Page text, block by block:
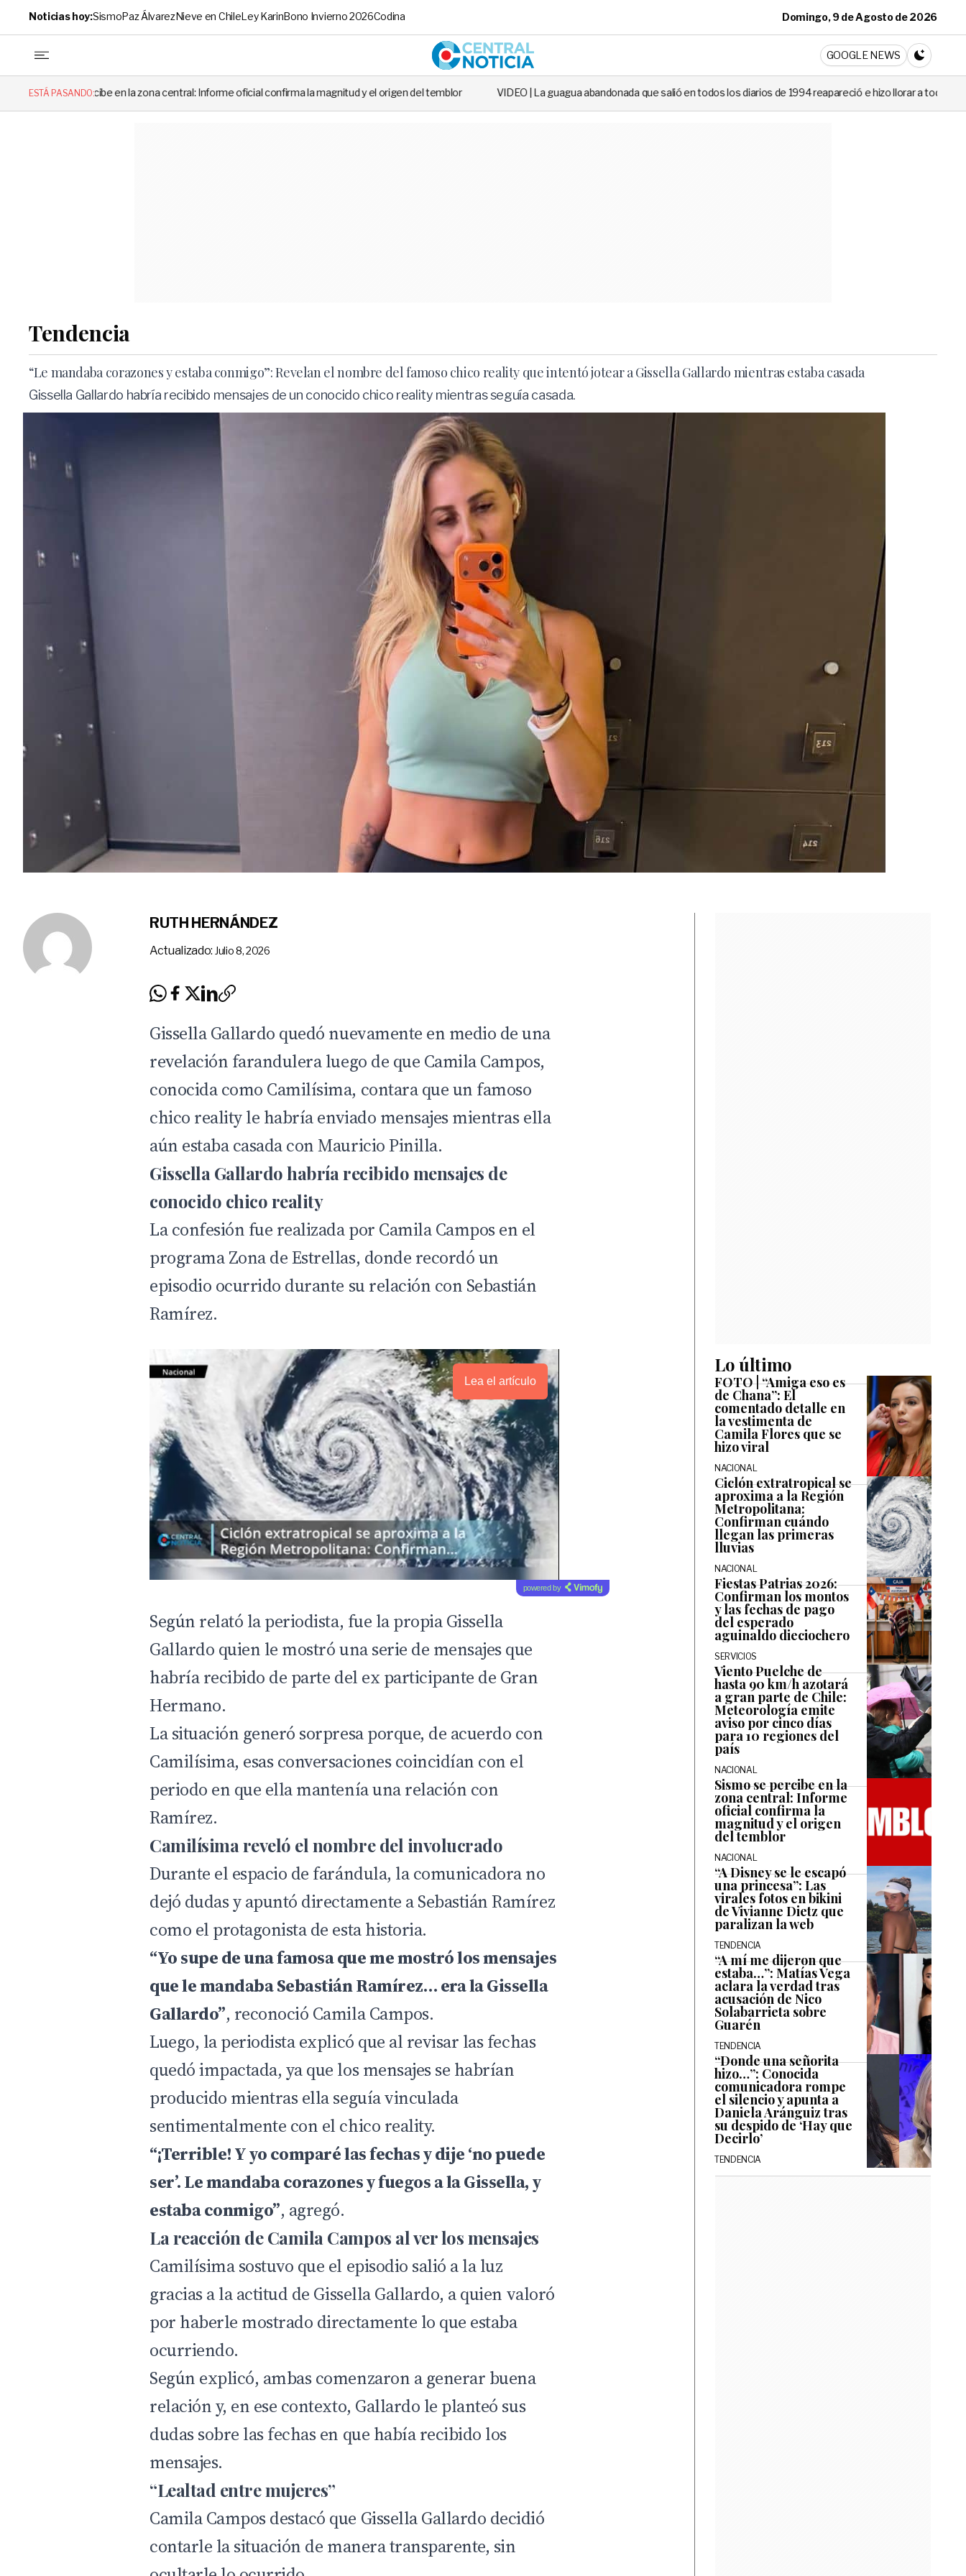
Noticias hoy:SismoPaz ÁlvarezNieve en ChileLey KarinBono Invierno 2026Codina Domingo, 9 de Agosto de 2026
Central Noticia
GOOGLE NEWS
CAMBIA A
ESTÁ PASANDO:
en la zona central: Informe oficial confirma la magnitud y el origen del temblor VIDEO | La guagua abandonada que salió en todos los diarios de 1994 reapareció e hizo llorar a todos en Canal 13
Tendencia
“Le mandaba corazones y estaba conmigo”: Revelan el nombre del famoso chico reality que intentó jotear a Gissella Gallardo mientras estaba casada
Gissella Gallardo habría recibido mensajes de un conocido chico reality mientras seguía casada.
RUTH HERNÁNDEZ
Actualizado: Julio 8, 2026
Gissella Gallardo quedó nuevamente en medio de una
revelación farandulera luego de que Camila Campos,
conocida como Camilísima, contara que un famoso
chico reality le habría enviado mensajes mientras ella
aún estaba casada con Mauricio Pinilla.
Gissella Gallardo habría recibido mensajes de
conocido chico reality
La confesión fue realizada por Camila Campos en el
programaZona de Estrellas, donde recordó un
episodio ocurrido durante su relación con Sebastián
Ramírez.
Lea el artículo
powered by
Según relató la periodista, fue la propia Gissella
Gallardo quien le mostró una serie de mensajes que
habría recibido de parte del ex participante de Gran
Hermano.
La situación generó sorpresa porque, de acuerdo con
Camilísima, esas conversaciones coincidían con el
periodo en que ella mantenía una relación con
Ramírez.
Camilísima reveló el nombre del involucrado
Durante el espacio de farándula, la comunicadora no
dejó dudas y apuntó directamente a Sebastián Ramírez
como el protagonista de esta historia.
“Yo supe de una famosa que me mostró los mensajes
que le mandaba Sebastián Ramírez… era la Gissella
Gallardo”, reconoció Camila Campos.
Luego, la periodista explicó que al revisar las fechas
quedó impactada, ya que los mensajes se habrían
producido mientras ella seguía vinculada
sentimentalmente con el chico reality.
“¡Terrible! Y yo comparé las fechas y dije ‘no puede
ser’. Le mandaba corazones y fuegos a la Gissella, y
estaba conmigo”, agregó.
La reacción de Camila Campos al ver los mensajes
Camilísima sostuvo que el episodio salió a la luz
gracias a la actitud de Gissella Gallardo, a quien valoró
por haberle mostrado directamente lo que estaba
ocurriendo.
Según explicó, ambas comenzaron a generar buena
relación y, en ese contexto, Gallardo le planteó sus
dudas sobre las fechas en que había recibido los
mensajes.
“Lealtad entre mujeres”
Camila Campos destacó que Gissella Gallardo decidió
contarle la situación de manera transparente, sin
Lo último
FOTO | “Amiga eso es
de Chana”: El
comentado detalle en
la vestimenta de
Camila Flores que se
hizo viral
NACIONAL
Ciclón extratropical se
aproxima a la Región
Metropolitana:
Confirman cuándo
llegan las primeras
lluvias
NACIONAL
Fiestas Patrias 2026:
Confirman los montos
y las fechas de pago
del esperado
aguinaldo dieciochero
SERVICIOS
Viento Puelche de
hasta 90 km/h azotará
a gran parte de Chile:
Meteorología emite
aviso por cinco días
para 10 regiones del
país
NACIONAL
Sismo se percibe en la
zona central: Informe
oficial confirma la
magnitud y el origen
del temblor
NACIONAL
“A Disney se le escapó
una princesa”: Las
virales fotos en bikini
de Vivianne Dietz que
paralizan la web
TENDENCIA
“A mí me dijeron que
estaba…”: Matías Vega
aclara la verdad tras
acusación de Nico
Solabarrieta sobre
Guarén
TENDENCIA
“Donde una señorita
hizo…”: Conocida
comunicadora rompe
el silencio y apunta a
Daniela Aránguiz tras
su despido de ‘Hay que
Decirlo’
TENDENCIA